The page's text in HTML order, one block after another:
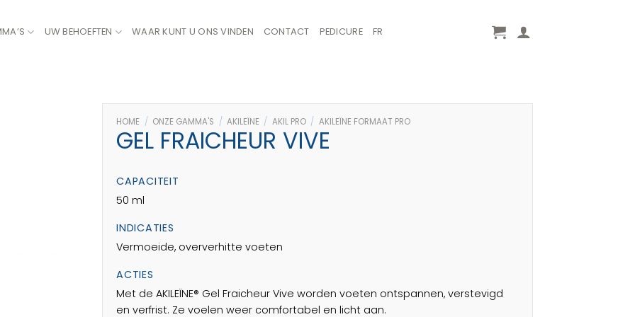
UW BEHOEFTEN WAAR KUNT U ONS VINDEN CONTACT PEDICURE FR
HOME / ONZE GAMMA'S / AKILEÏNE / AKIL PRO / AKILEÏNE FORMAAT PRO
GEL FRAICHEUR VIVE
CAPACITEIT
50 ml
INDICATIES
Vermoeide, oververhitte voeten
ACTIES
Met de AKILEÏNE® Gel Fraicheur Vive worden voeten ontspannen, verstevigd
en verfrist. Ze voelen weer comfortabel en licht aan.